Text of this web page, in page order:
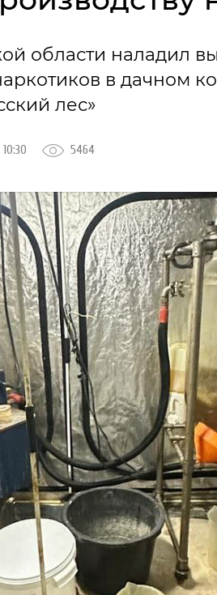
области наладил
в дачном
лес»
5464